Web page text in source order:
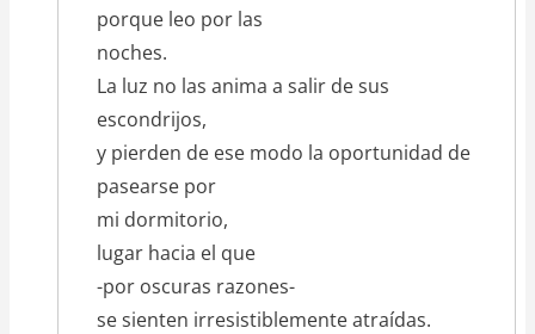
porque leo por las
noches.
La luz no las anima a salir de sus
escondrijos,
y pierden de ese modo la oportunidad de
pasearse por
mi dormitorio,
lugar hacia el que
-por oscuras razones-
se sienten irresistiblemente atraídas.